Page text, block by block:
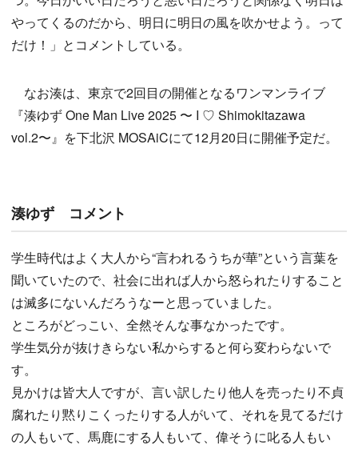
やってくるのだから、明日に明日の風を吹かせよう。って
だけ！」とコメントしている。
なお湊は、東京で2回目の開催となるワンマンライブ
『湊ゆず One Man Live 2025 〜 I ♡ Shimokitazawa
vol.2〜』を下北沢 MOSAiCにて12月20日に開催予定だ。
湊ゆず コメント
学生時代はよく大人から“言われるうちが華”という言葉を
聞いていたので、社会に出れば人から怒られたりすること
は滅多にないんだろうなーと思っていました。
ところがどっこい、全然そんな事なかったです。
学生気分が抜けきらない私からすると何ら変わらないで
す。
見かけは皆大人ですが、言い訳したり他人を売ったり不貞
腐れたり黙りこくったりする人がいて、それを見てるだけ
の人もいて、馬鹿にする人もいて、偉そうに叱る人もい